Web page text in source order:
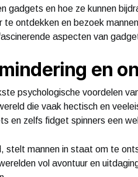
gadgets en hoe ze kunnen
te ontdekken en bezoek
aspecten van
en
psychologische voordelen
die vaak hectisch en
en zelfs fidget spinners een
stelt mannen in staat om te
vol avontuur en